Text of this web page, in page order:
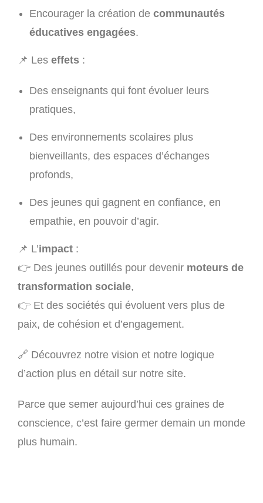
Encourager la création de communautés
éducatives engagées.
📌 Les effets :
Des enseignants qui font évoluer leurs
pratiques,
Des environnements scolaires plus
bienveillants, des espaces d’échanges
profonds,
Des jeunes qui gagnent en confiance, en
empathie, en pouvoir d’agir.
📌 L’impact :
👉 Des jeunes outillés pour devenir moteurs de
transformation sociale,
👉 Et des sociétés qui évoluent vers plus de
paix, de cohésion et d’engagement.
🔗 Découvrez notre vision et notre logique
d’action plus en détail sur notre site.
Parce que semer aujourd’hui ces graines de
conscience, c’est faire germer demain un monde
plus humain.